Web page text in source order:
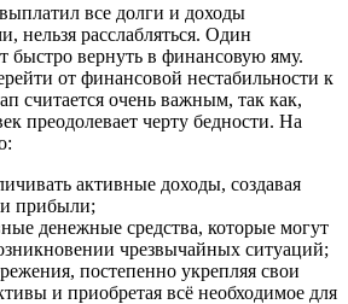
все долги и доходы
нельзя расслабляться. Один
вернуть в финансовую яму.
от финансовой нестабильности к
считается очень важным, так как,
преодолевает черту бедности. На
активные доходы, создавая
прибыли;
денежные средства, которые могут
чрезвычайных ситуаций;
постепенно укрепляя свои
и приобретая всё необходимое для